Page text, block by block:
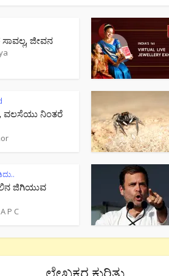
ಜೀವನ
ವಲಸೆಯು ನಿಂತರೆ
ಜಿಗಿಯುವ
P C